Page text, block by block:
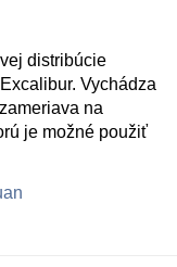
distribúcie
Vychádza
na
je možné použiť